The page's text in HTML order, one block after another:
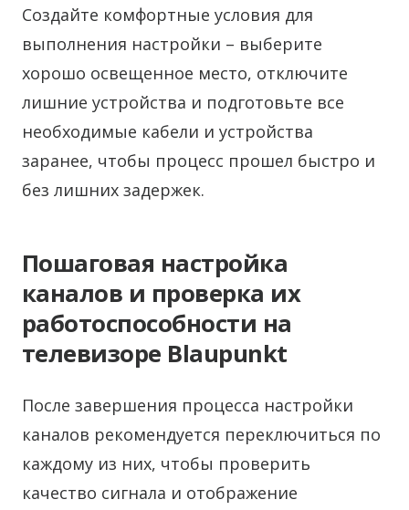
Создайте комфортные условия для
выполнения настройки – выберите
хорошо освещенное место, отключите
лишние устройства и подготовьте все
необходимые кабели и устройства
заранее, чтобы процесс прошел быстро и
без лишних задержек.
Пошаговая настройка
каналов и проверка их
работоспособности на
телевизоре Blaupunkt
После завершения процесса настройки
каналов рекомендуется переключиться по
каждому из них, чтобы проверить
качество сигнала и отображение